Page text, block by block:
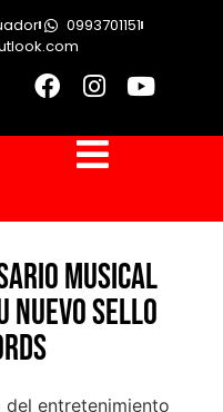
0993701151
musical
nuevo sello